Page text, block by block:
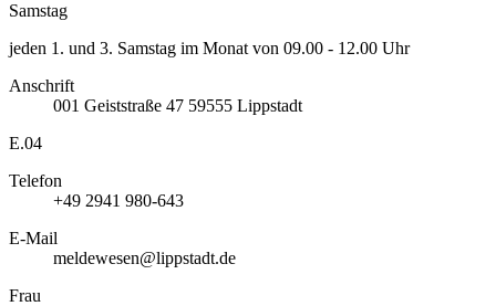
Samstag
jeden 1. und 3. Samstag im Monat von 09.00 - 12.00 Uhr
Anschrift
001 Geiststraße 47 59555 Lippstadt
E.04
Telefon
+49 2941 980-643
E-Mail
meldewesen@lippstadt.de
Frau